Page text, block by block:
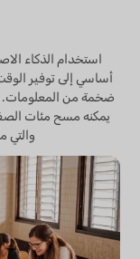
استخدام الذكاء
أساسي إلى توفير
ضخمة من المعلومات.
يمكنه مسح مئات
والتي